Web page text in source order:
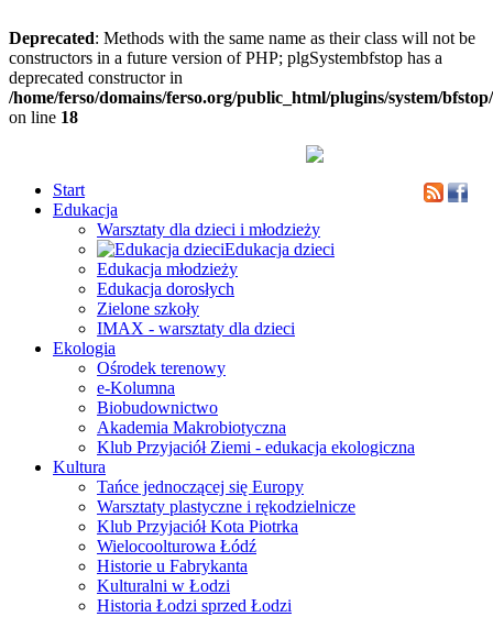
Deprecated: Methods with the same name as their class will not be
constructors in a future version of PHP; plgSystembfstop has a
deprecated constructor in
/home/ferso/domains/ferso.org/public_html/plugins/system/
on line 18
Start
Edukacja
Warsztaty dla dzieci i młodzieży
Edukacja dzieci
Edukacja młodzieży
Edukacja dorosłych
Zielone szkoły
IMAX - warsztaty dla dzieci
Ekologia
Ośrodek terenowy
e-Kolumna
Biobudownictwo
Akademia Makrobiotyczna
Klub Przyjaciół Ziemi - edukacja ekologiczna
Kultura
Tańce jednoczącej się Europy
Warsztaty plastyczne i rękodzielnicze
Klub Przyjaciół Kota Piotrka
Wielocoolturowa Łódź
Historie u Fabrykanta
Kulturalni w Łodzi
Historia Łodzi sprzed Łodzi